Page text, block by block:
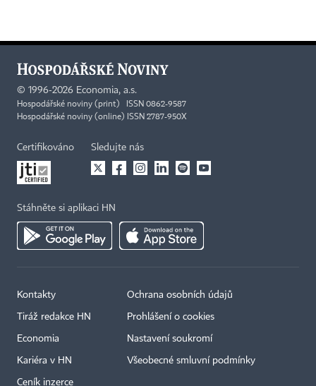
© 1996-2026 Economia, a.s.
Hospodářské noviny (print) ISSN 0862-9587
Hospodářské noviny (online) ISSN 2787-950X
Certifikováno Sledujte nás
Stáhněte si aplikaci HN
Kontakty
Tiráž redakce HN
Economia
Kariéra v HN
Ceník inzerce
Ochrana osobních údajů
Prohlášení o cookies
Nastavení soukromí
Všeobecné smluvní podmínky